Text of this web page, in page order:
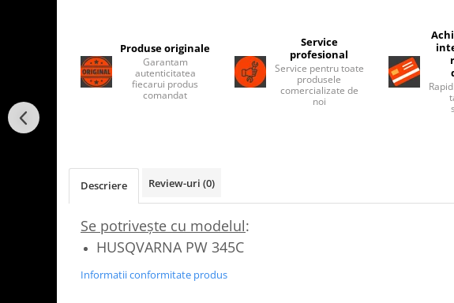
Produse originale
Garantam
autenticitatea
fiecarui produs
comandat
Service
profesional
Service pentru toate
produsele
comercializate de
noi
Descriere Review-uri (0)
Se potriveşte cu modelul:
HUSQVARNA PW 345C
Informatii conformitate produs